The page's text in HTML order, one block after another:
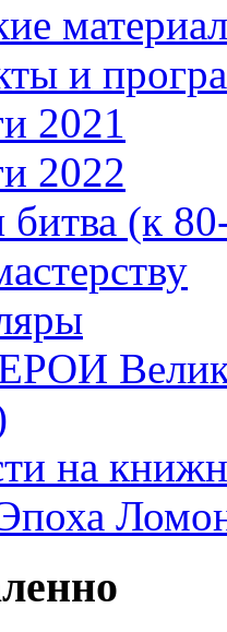
и
2021
2022
битва (к
на